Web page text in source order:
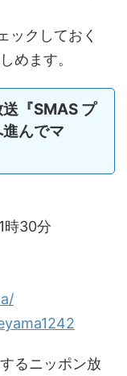
ックしておく
めます。
『SMAS プ
んでマ
時30分
るニッポン放